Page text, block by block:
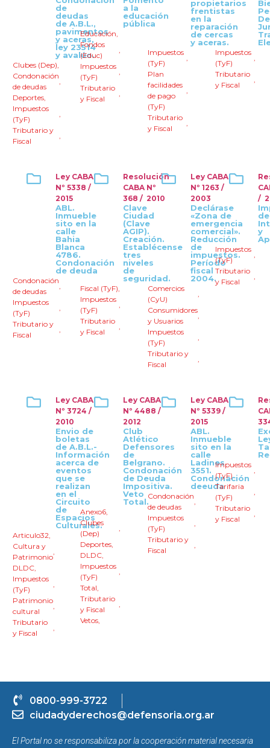
de
deudas
de A.B.L.,
pavimentos
y aceras,
ley 23514
y avalúo.
Clubes (Dep),
Condonación
de deudas
,
Deportes,
Impuestos
(TyF)
,
Tributario y
Fiscal
,
a la
educación
pública
Educación,
Fondos
(Educ)
,
Impuestos
(TyF)
,
Tributario
y Fiscal
,
propietarios
frentistas
en la
reparación
de cercas
y aceras.
Impuestos
(TyF)
,
Plan
facilidades
de pago
(TyF)
,
Tributario
y Fiscal
,
Impuestos
(TyF)
,
Tributario
y Fiscal
,
Ley CABA
Nº 5338 /
2015
ABL.
Inmueble
sito en la
calle
Bahia
Blanca
4786.
Condonación
de deuda
Condonación
de deudas
,
Impuestos
(TyF)
,
Tributario y
Fiscal
,
Resolución
CABA Nº
368 / 2010
Clave
Ciudad
(Clave
AGIP).
Creación.
Establécense
tres
niveles
de
seguridad.
Fiscal (TyF),
Impuestos
(TyF)
,
Tributario
y Fiscal
,
Ley CABA
Nº 1263 /
2003
Declárase
«Zona de
emergencia
comercial».
Reducción
de
impuestos.
Período
fiscal
2004.
Comercios
(CyU)
,
Consumidores
y Usuarios
,
Impuestos
(TyF)
,
Tributario y
Fiscal
,
/
y
Impuestos
(TyF)
,
Tributario
y Fiscal
,
Ley CABA
Nº 3724 /
2010
Envio de
boletas
de A.B.L.-
Información
acerca de
eventos
que se
realizan
en el
Circuito
de
Espacios
Culturales.
Articulo32,
Cultura y
Patrimonio
,
DLDC,
Impuestos
(TyF)
,
Patrimonio
cultural
,
Tributario
y Fiscal
,
Ley CABA
Nº 4488 /
2012
Club
Atlético
Defensores
de
Belgrano.
Condonación
de Deuda
Impositiva.
Veto
Total.
Anexo6,
Clubes
(Dep)
,
Deportes,
DLDC,
Impuestos
(TyF)
,
Total,
Tributario
y Fiscal
,
Vetos,
Ley CABA
Nº 5339 /
2015
ABL.
Inmueble
sito en la
calle
Ladines
3551.
Condonación
deeuda
Condonación
de deudas
,
Impuestos
(TyF)
,
Tributario y
Fiscal
,
Impuestos
(TyF)
,
Tarifaria
(TyF)
,
Tributario
y Fiscal
,
0800-999-3722
ciudadyderechos@defensoria.org.ar
El Portal no se responsabiliza por la cooperación material necesaria